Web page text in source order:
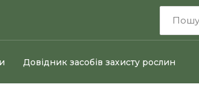
Довідник засобів захисту рослин